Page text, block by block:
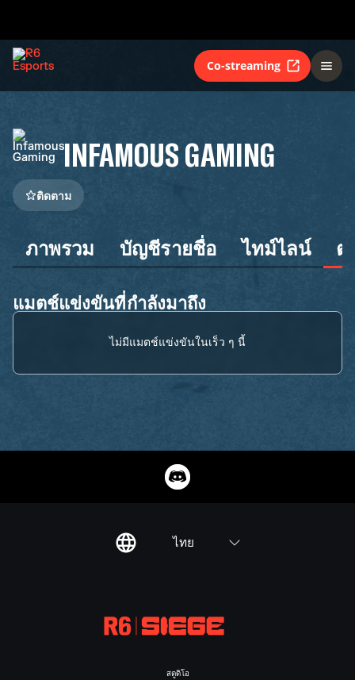
Co-streaming
INFAMOUS GAMING
ติดตาม
ภาพรวม บัญชีรายชื่อ ไทม์ไลน์ ต
แมตช์แข่งขันที่กำลังมาถึง
ไม่มีแมตช์แข่งขันในเร็ว ๆ นี้
ไทย
สตูดิโอ